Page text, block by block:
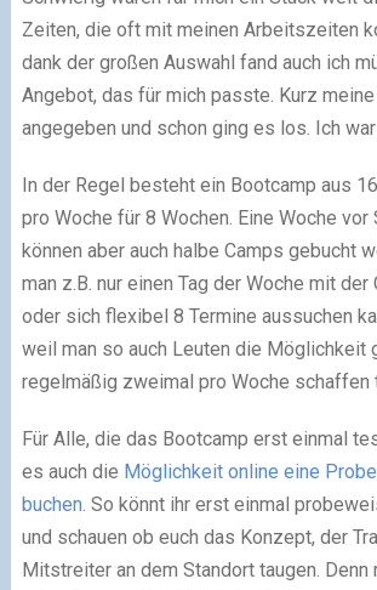
Zeiten, die oft mit meinen Arbeitszeiten
dank der großen Auswahl fand auch ich
Angebot, das für mich passte. Kurz
angegeben und schon ging es los. Ich
In der Regel besteht ein Bootcamp aus
pro Woche für 8 Wochen. Eine Woche vor
können aber auch halbe Camps gebucht
man z.B. nur einen Tag der Woche mit der
oder sich flexibel 8 Termine aussuchen
weil man so auch Leuten die Möglichkeit
regelmäßig zweimal pro Woche schaffen
Für Alle, die das Bootcamp erst einmal
es auch die Möglichkeit online eine
buchen. So könnt ihr erst einmal
und schauen ob euch das Konzept, der
Mitstreiter an dem Standort taugen. Denn